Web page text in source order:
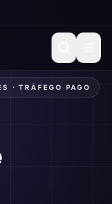
· TRÁFEGO PAGO